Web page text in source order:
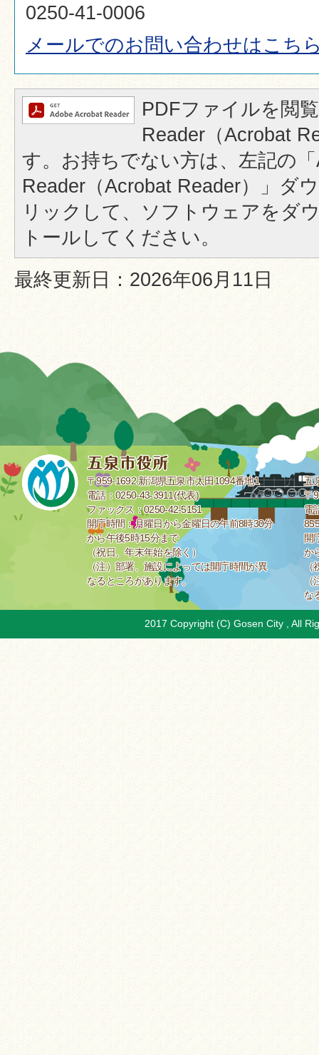
0250-41-0006
メールでのお問い合わせはこち
PDFファイルを閲
Reader（Acrobat
す。お持ちでない方は、左記の
Reader（Acrobat Reader）」ダ
リックして、ソフトウェアをダ
トールしてください。
最終更新日：2026年06月11日
〒959-1692 新潟県五泉市太田1094番地1
電話：0250-43-3911(代表)
ファックス：0250-42-5151
開庁時間：月曜日から金曜日の午前8時30分
から午後5時15分まで
（祝日、年末年始を除く）
（注）部署、施設によっては開庁時間が異
なるところがあります。
五
〒
電
開
か
な
2017 Copyright (C) Gosen City , All